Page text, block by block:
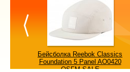
Бейсболка Reebok Classics
Foundation 5 Panel AO0420
OSFM-SALE